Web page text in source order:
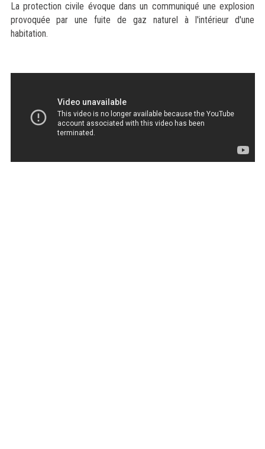
La protection civile évoque dans un communiqué une explosion
provoquée par une fuite de gaz naturel à l'intérieur d'une
habitation.